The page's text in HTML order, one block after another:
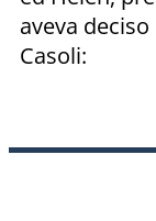
aveva
Casoli: